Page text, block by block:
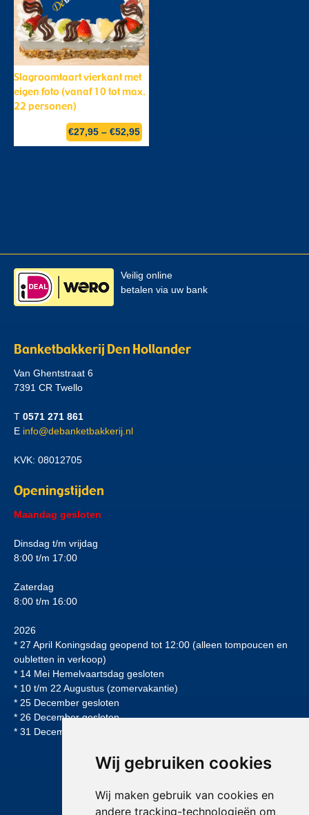
Wij gebruiken cookies
Wij maken gebruik van cookies en
andere tracking-technologieën om
Slagroomtaart vierkant met
eigen foto (vanaf 10 tot max.
22 personen)
€27,95– €52,95
Veilig online
betalen via uw bank
Banketbakkerij Den Hollander
Van Ghentstraat 6
7391 CR Twello
T 0571 271 861
E info@debanketbakkerij.nl
KVK: 08012705
Openingstijden
Maandag gesloten
Dinsdag t/m vrijdag
8:00 t/m 17:00
Zaterdag
8:00 t/m 16:00
2026
* 27 April Koningsdag geopend tot 12:00 (alleen tompoucen en
oubletten in verkoop)
* 14 Mei Hemelvaartsdag gesloten
* 10 t/m 22 Augustus (zomervakantie)
* 25 December gesloten
* 26 December gesloten
* 31 December geopend tot 12:00uur